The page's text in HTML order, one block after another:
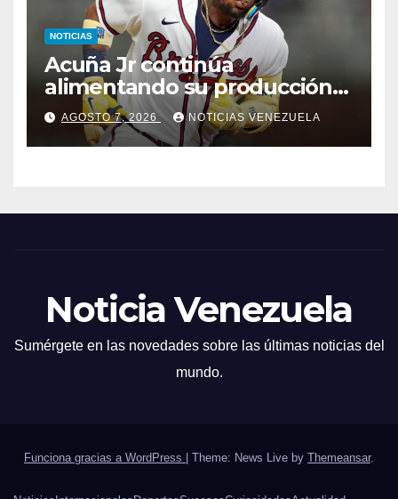
NOTICIAS
Acuña Jr continúa
alimentando su producción
jonronera
AGOSTO 7, 2026 NOTICIAS VENEZUELA
Noticia Venezuela
Sumérgete en las novedades sobre las últimas noticias del
mundo.
Funciona gracias a WordPress Theme: News Live by Themeansar.